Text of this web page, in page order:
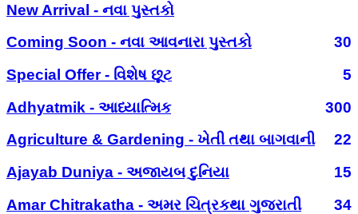
New Arrival - નવા પુસ્તકો
Coming Soon - નવા આવનારા પુસ્તકો
30
Special Offer - વિશેષ છૂટ
5
Adhyatmik - આધ્યાત્મિક
300
Agriculture & Gardening - ખેતી તથા બાગવાની
22
Ajayab Duniya - અજાયબ દુનિયા
15
Amar Chitrakatha - અમર ચિત્રકથા ગુજરાતી
34